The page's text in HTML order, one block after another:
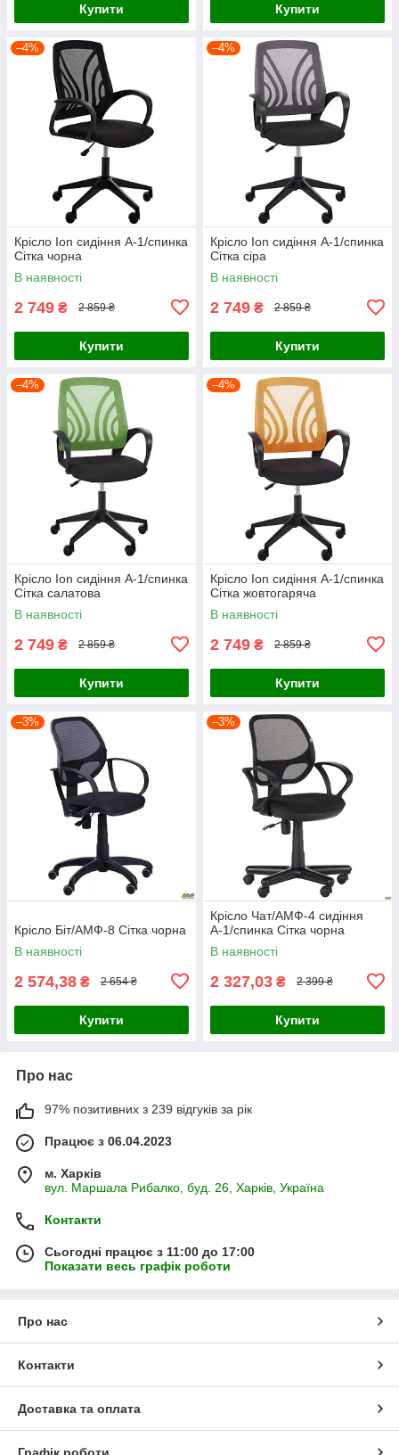
Купити Купити
–4%
Крісло Ion сидіння А-1/спинка
Сітка чорна
В наявності
2 749 ₴ 2 859 ₴
Купити
–4%
Крісло Ion сидіння А-1/спинка
Сітка сіра
В наявності
2 749 ₴ 2 859 ₴
Купити
–4%
Крісло Ion сидіння А-1/спинка
Сітка салатова
В наявності
2 749 ₴ 2 859 ₴
Купити
–4%
Крісло Ion сидіння А-1/спинка
Сітка жовтогаряча
В наявності
2 749 ₴ 2 859 ₴
Купити
–3%
Крісло Біт/АМФ-8 Сітка чорна
В наявності
2 574,38 ₴ 2 654 ₴
Купити
–3%
Крісло Чат/АМФ-4 сидіння
А-1/спинка Сітка чорна
В наявності
2 327,03 ₴ 2 399 ₴
Купити
Про нас
97% позитивних з 239 відгуків за рік
Працює з 06.04.2023
м. Харків
вул. Маршала Рибалко, буд. 26, Харків, Україна
Контакти
Сьогодні працює з 11:00 до 17:00
Показати весь графік роботи
Про нас
Контакти
Доставка та оплата